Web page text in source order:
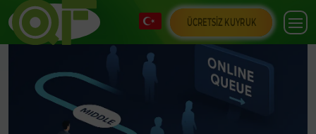
ÜCRETSIZ KUYRUK